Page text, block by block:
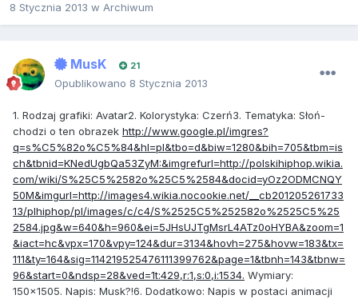
8 Stycznia 2013 w Archiwum
MusK 21
Opublikowano 8 Stycznia 2013
1. Rodzaj grafiki: Avatar2. Kolorystyka: Czerń3. Tematyka: Słoń-
chodzi o ten obrazek http://www.google.pl/imgres?
q=s%C5%82o%C5%84&hl=pl&tbo=d&biw=1280&bih=705&tbm=is
ch&tbnid=KNedUgbQa53ZyM:&imgrefurl=http://polskihiphop.wikia.
com/wiki/S%25C5%2582o%25C5%2584&docid=yOz2ODMCNQY
50M&imgurl=http://images4.wikia.nocookie.net/__cb201205261733
13/plhiphop/pl/images/c/c4/S%2525C5%252582o%2525C5%25
2584.jpg&w=640&h=960&ei=5JHsUJTgMsrL4ATz0oHYBA&zoom=1
&iact=hc&vpx=170&vpy=124&dur=3134&hovh=275&hovw=183&tx=
111&ty=164&sig=114219525476111399762&page=1&tbnh=143&tbnw=
96&start=0&ndsp=28&ved=1t:429,r:1,s:0,i:1534. Wymiary:
150x1505. Napis: Musk?!6. Dodatkowo: Napis w postaci animacji